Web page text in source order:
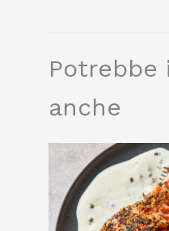
Potrebbe
anche